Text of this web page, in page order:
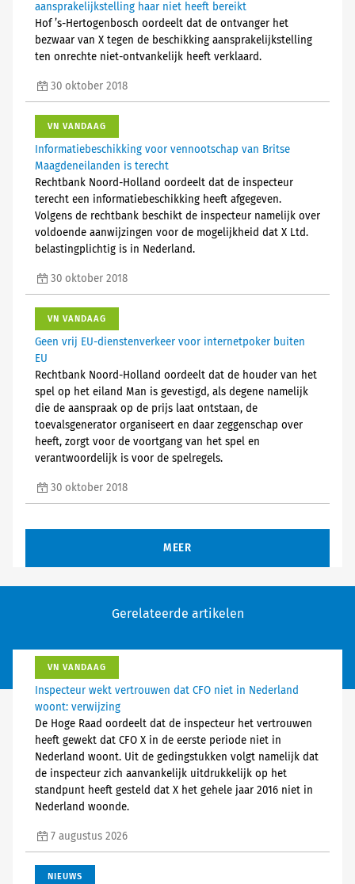
aansprakelijkstelling haar niet heeft bereikt
Hof ’s-Hertogenbosch oordeelt dat de ontvanger het
bezwaar van X tegen de beschikking aansprakelijkstelling
ten onrechte niet-ontvankelijk heeft verklaard.
30 oktober 2018
VN VANDAAG
Informatiebeschikking voor vennootschap van Britse
Maagdeneilanden is terecht
Rechtbank Noord-Holland oordeelt dat de inspecteur
terecht een informatiebeschikking heeft afgegeven.
Volgens de rechtbank beschikt de inspecteur namelijk over
voldoende aanwijzingen voor de mogelijkheid dat X Ltd.
belastingplichtig is in Nederland.
30 oktober 2018
VN VANDAAG
Geen vrij EU-dienstenverkeer voor internetpoker buiten
EU
Rechtbank Noord-Holland oordeelt dat de houder van het
spel op het eiland Man is gevestigd, als degene namelijk
die de aanspraak op de prijs laat ontstaan, de
toevalsgenerator organiseert en daar zeggenschap over
heeft, zorgt voor de voortgang van het spel en
verantwoordelijk is voor de spelregels.
30 oktober 2018
MEER
Gerelateerde artikelen
VN VANDAAG
Inspecteur wekt vertrouwen dat CFO niet in Nederland
woont: verwijzing
De Hoge Raad oordeelt dat de inspecteur het vertrouwen
heeft gewekt dat CFO X in de eerste periode niet in
Nederland woont. Uit de gedingstukken volgt namelijk dat
de inspecteur zich aanvankelijk uitdrukkelijk op het
standpunt heeft gesteld dat X het gehele jaar 2016 niet in
Nederland woonde.
7 augustus 2026
NIEUWS